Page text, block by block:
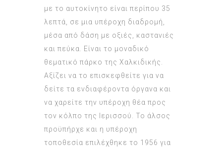
με το αυτοκίνητο είναι περίπου 35
λεπτά, σε μια υπέροχη διαδρομή,
μέσα από δάση με οξιές, καστανιές
και πεύκα. Είναι το μοναδικό
θεματικό πάρκο της Χαλκιδικής.
Αξίζει να το επισκεφθείτε για να
δείτε τα ενδιαφέροντα όργανα και
να χαρείτε την υπέροχη θέα προς
τον κόλπο της Ιερισσού. Το άλσος
προϋπήρχε και η υπέροχη
τοποθεσία επιλέχθηκε το 1956 για